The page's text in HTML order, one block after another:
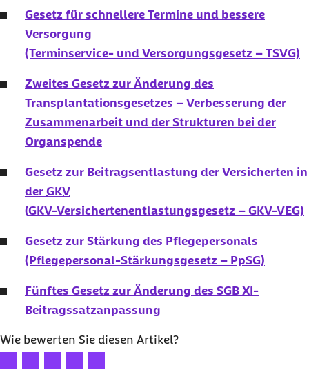
Gesetz für schnellere Termine und bessere
Versorgung
(Terminservice- und Versorgungsgesetz – TSVG)
Zweites Gesetz zur Änderung des
Transplantationsgesetzes – Verbesserung der
Zusammenarbeit und der Strukturen bei der
Organspende
Gesetz zur Beitragsentlastung der Versicherten in
der GKV
(GKV-Versichertenentlastungsgesetz – GKV-VEG)
Gesetz zur Stärkung des Pflegepersonals
(Pflegepersonal-Stärkungsgesetz – PpSG)
Fünftes Gesetz zur Änderung des SGB XI-
Beitragssatzanpassung
Wie bewerten Sie diesen Artikel?
Ihre Bewertung: 1 Stern
Ihre Bewertung: 2 Sterne
Ihre Bewertung: 3 Sterne
Ihre Bewertung: 4 Sterne
Ihre Bewertung: 5 Sterne